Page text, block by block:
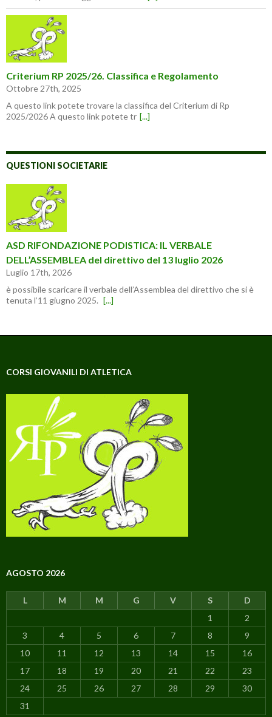
Criterium RP 2025/26. Classifica e Regolamento
Ottobre 27th, 2025
A questo link potete trovare la classifica del Criterium di Rp
2025/2026 A questo link potete tr [...]
QUESTIONI SOCIETARIE
ASD RIFONDAZIONE PODISTICA: IL VERBALE
DELL’ASSEMBLEA del direttivo del 13 luglio 2026
Luglio 17th, 2026
è possibile scaricare il verbale dell’Assemblea del direttivo che si è
tenuta l’11 giugno 2025. [...]
CORSI GIOVANILI DI ATLETICA
AGOSTO 2026
L M M G V S
D
1
2
3
4 5 6 7 8
9
10
11 12 13 14 15
16
17
18 19 20 21 22
23
24
25 26 27 28 29
30
31